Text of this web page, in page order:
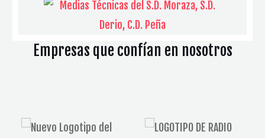
Empresas que confían en nosotros